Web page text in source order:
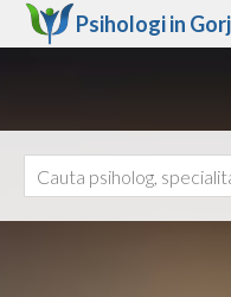
Psihologi in Gorj